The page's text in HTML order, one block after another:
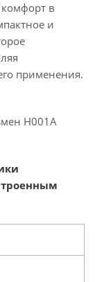
в
и
применения.
Н001А